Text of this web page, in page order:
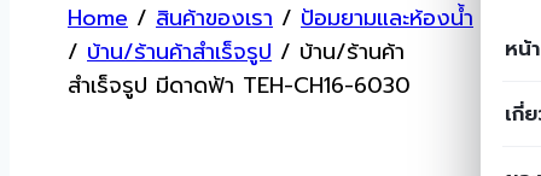
หน้
เกี่
contentHome / สินค้าของเรา / ป้อมยามและห้องน้ำ
/ บ้าน/ร้านค้าสำเร็จรูป / บ้าน/ร้านค้า
สำเร็จรูป มีดาดฟ้า TEH-CH16-6030